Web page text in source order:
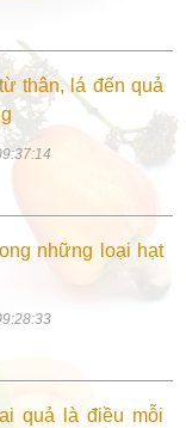
thân, lá đến quả
những loại hạt
quả là điều mỗi